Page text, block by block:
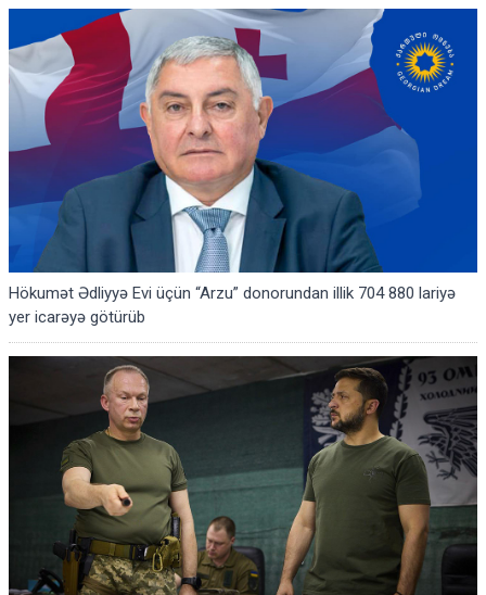
Hökumət Ədliyyə Evi üçün “Arzu” donorundan illik 704 880 lariyə
yer icarəyə götürüb